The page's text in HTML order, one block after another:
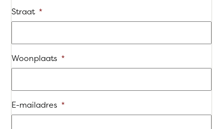
Straat *
Woonplaats *
E-mailadres *